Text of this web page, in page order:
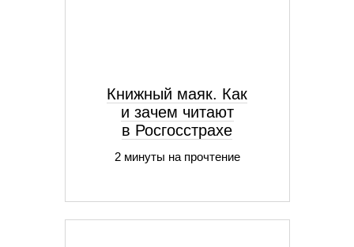
Книжный маяк. Как
и зачем читают
в Росгосстрахе
2 минуты на прочтение